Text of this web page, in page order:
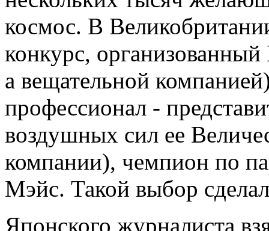
космос. В
конкурс,
а вещательной
профессионал -
воздушных сил ее
компании), чемпион по
Мэйс. Такой выбор
Японского журналиста